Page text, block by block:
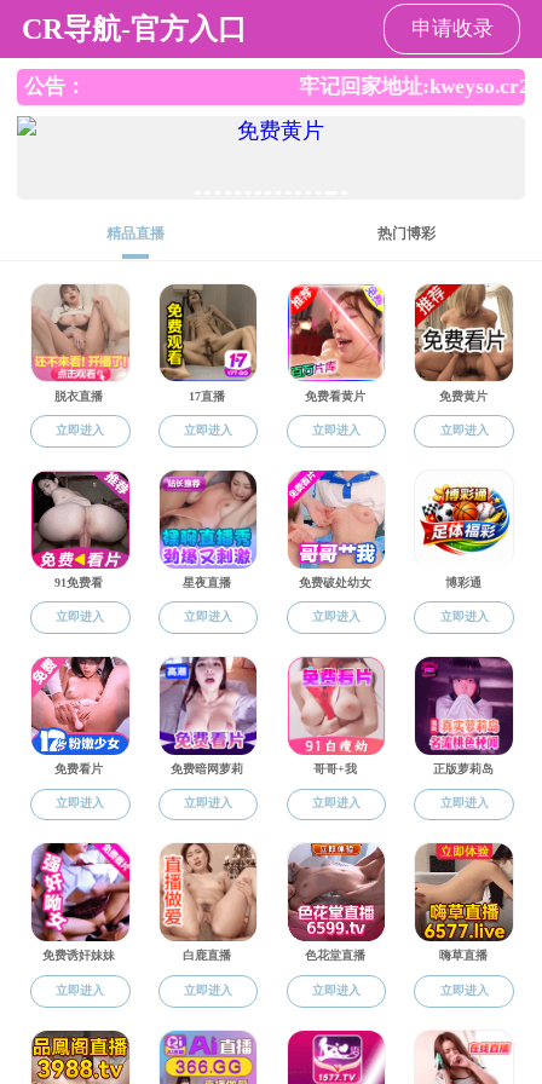
黄色片
师资队伍
教师名录
副教授
讲师
助教
B C E F H I J L
M
O P R S T U V W Y Z
上页 下页
友情链接： 全国哲学社会科学工作办公室 宁夏社科规划办 中国翻译协会
主办： 宁ICP备05002185号-1 黄色片 copyright @ 2023 宁公网安备64010502000131